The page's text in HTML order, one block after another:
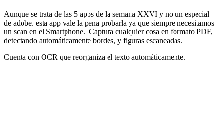
Aunque se trata de las 5 apps de la semana XXVI y no un especial
de adobe, esta app vale la pena probarla ya que siempre necesitamos
un scan en el Smartphone. Captura cualquier cosa en formato PDF,
detectando automáticamente bordes, y figuras escaneadas.
Cuenta con OCR que reorganiza el texto automáticamente.